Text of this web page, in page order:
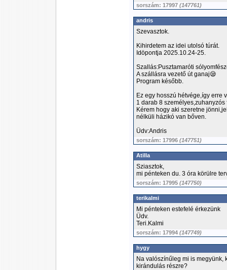
sorszám: 17997 (147761)
andris
Szevasztok.
Kihirdetem az idei utolsó túrát.
Idöpontja 2025.10.24-25.
Szallás:Pusztamaróti
A szállásra vezető út ganaj😪
Program később.
Ez egy hosszú hétvége,így erre
1 darab 8
Kérem hogy aki szeretne
nélküli házikó van bőven.
Üdv:Andris
sorszám: 17996 (147751)
Atilla
Sziasztok,
mi pénteken du. 3 óra körülre
sorszám: 17995 (147750)
terikalmi
Mi pénteken estefelé érkezünk
Üdv.
Teri.Kalmi
sorszám: 17994 (147749)
hygy
Na valószínűleg mi is megyünk,
kirándulás részre?